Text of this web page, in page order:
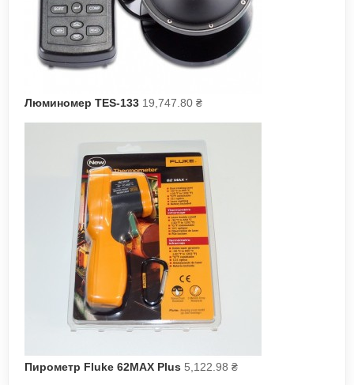
Люминомер TES-133 19,747.80 ₴
Пирометр Fluke 62MAX Plus 5,122.98 ₴